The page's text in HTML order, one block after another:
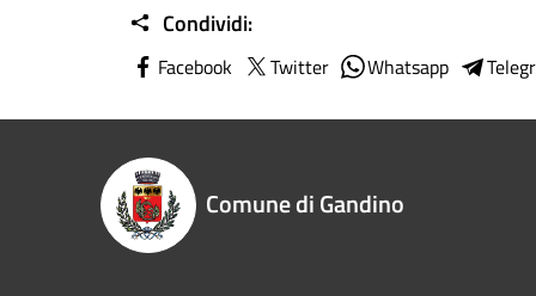
Condividi:
Facebook Twitter Whatsapp
Comune di Gandino